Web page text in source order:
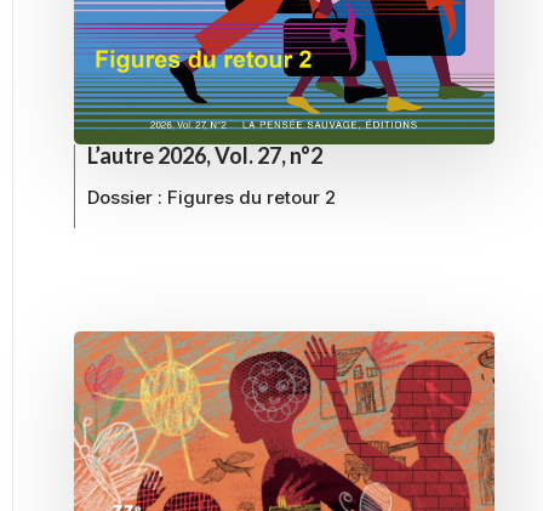
L’autre 2026, Vol. 27, n°2
Dossier : Figures du retour 2